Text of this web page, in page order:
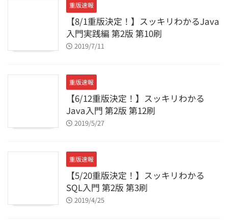
重版速報
【8/1重版決定！】スッキリわかるJava
入門実践編 第2版 第10刷
2019/7/11
重版速報
【6/12重版決定！】スッキリわかる
Java入門 第2版 第12刷
2019/5/27
重版速報
【5/20重版決定！】スッキリわかる
SQL入門 第2版 第3刷
2019/4/25